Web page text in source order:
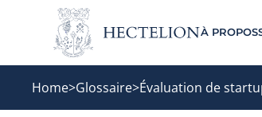
À PROPOS
Home>Glossaire>Évaluation de